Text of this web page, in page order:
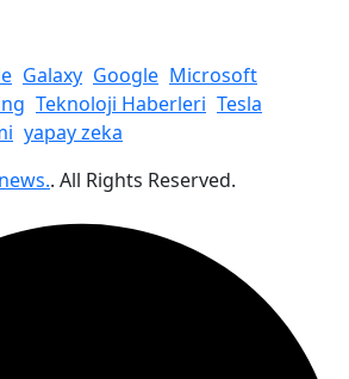
Galaxy Google Microsoft
Teknoloji Haberleri Tesla
yapay zeka
. All Rights Reserved.